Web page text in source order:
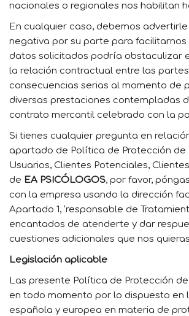
nacionales o regionales nos habilitan
En cualquier caso, debemos
negativa por su parte para
datos solicitados podría obstaculizar
la relación contractual entre las
consecuencias serias al momento de
diversas prestaciones contempladas
contrato mercantil celebrado con la
Si tienes cualquier pregunta en
apartado de Política de Protección de
Usuarios, Clientes Potenciales,
de EA PSICÓLOGOS, por favor,
con la empresa usando la dirección
Apartado 1, ‘responsable de
encantados de atenderte y dar
cuestiones adicionales que nos
Legislación aplicable
Las presente Política de Protección
en todo momento por lo dispuesto en
española y europea en materia de